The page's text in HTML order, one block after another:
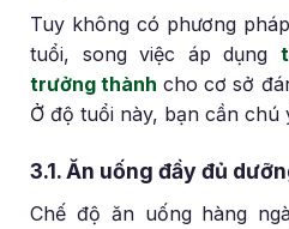
Tuy không có phương
tuổi, song việc áp dụng
trưởng thành cho cơ sở
Ở độ tuổi này, bạn cần chú
3.1. Ăn uống đầy đủ
Chế độ ăn uống hàng